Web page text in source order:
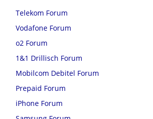
Telekom Forum
Vodafone Forum
o2 Forum
1&1 Drillisch Forum
Mobilcom Debitel Forum
Prepaid Forum
iPhone Forum